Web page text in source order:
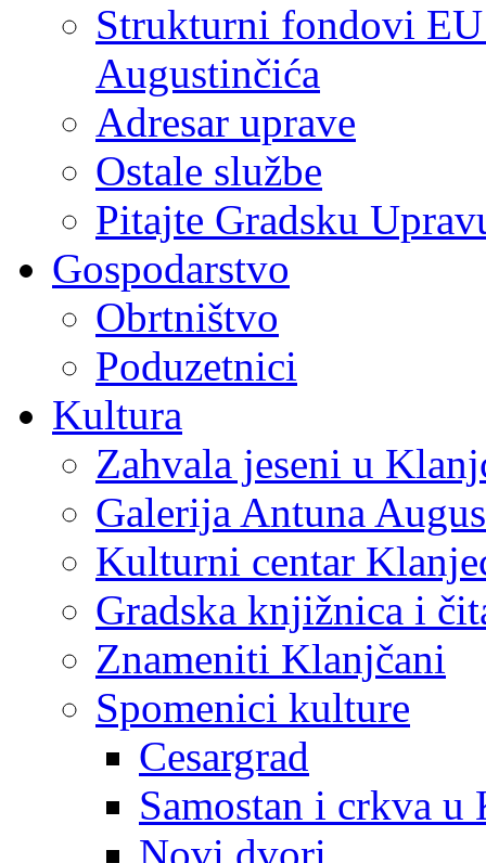
Strukturni fondovi
Augustinčića
Adresar uprave
Ostale službe
Pitajte Gradsku
Gospodarstvo
Obrtništvo
Poduzetnici
Kultura
Zahvala jeseni u
Galerija Antuna
Kulturni centar
Gradska knjižnica i
Znameniti Klanjčani
Spomenici kulture
Cesargrad
Samostan i crkva u